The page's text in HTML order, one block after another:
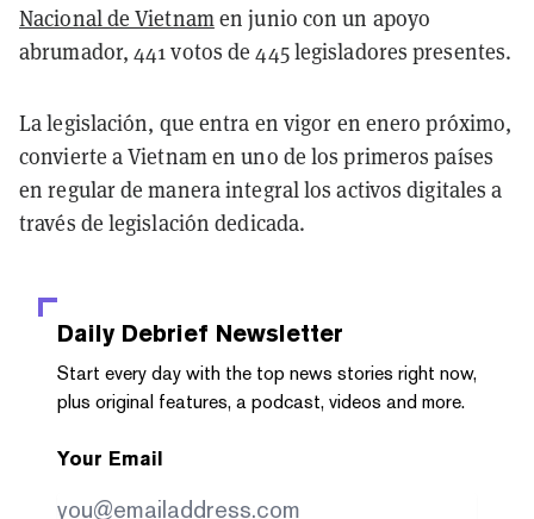
Nacional de Vietnamen junio con un apoyo
abrumador, 441 votos de 445 legisladores presentes.
La legislación, que entra en vigor en enero próximo,
convierte a Vietnam en uno de los primeros países
en regular de manera integral los activos digitales a
través de legislación dedicada.
Daily Debrief Newsletter
Start every day with the top news stories right now,
plus original features, a podcast, videos and more.
Your Email